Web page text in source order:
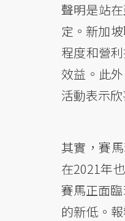
聲明是站
定。新加
程度和營
效益。此
活動表示欣
其實，賽
在2021年
賽馬正面
的新低。